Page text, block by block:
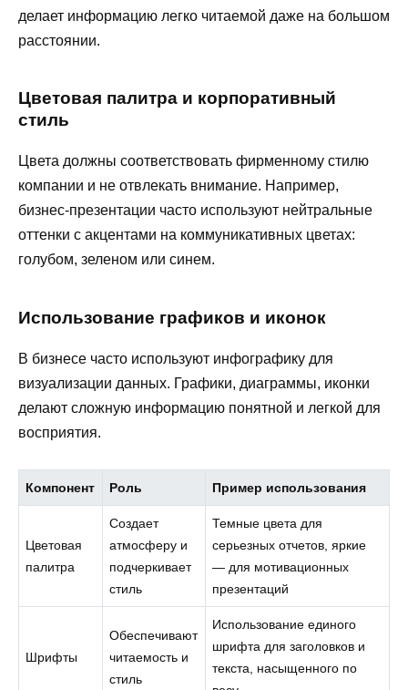
делает информацию легко читаемой даже на большом
расстоянии.
Цветовая палитра и корпоративный
стиль
Цвета должны соответствовать фирменному стилю
компании и не отвлекать внимание. Например,
бизнес-презентации часто используют нейтральные
оттенки с акцентами на коммуникативных цветах:
голубом, зеленом или синем.
Использование графиков и иконок
В бизнесе часто используют инфографику для
визуализации данных. Графики, диаграммы, иконки
делают сложную информацию понятной и легкой для
восприятия.
Компонент Роль Пример использования
Цветовая
палитра
Создает
атмосферу и
подчеркивает
стиль
Темные цвета для
серьезных отчетов, яркие
— для мотивационных
презентаций
Шрифты
Обеспечивают
читаемость и
стиль
Использование единого
шрифта для заголовков и
текста, насыщенного по